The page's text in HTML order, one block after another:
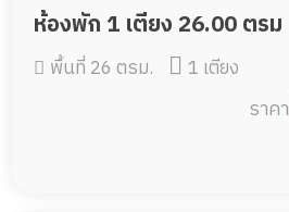
ห้องพัก 1 เตียง 26.00 ตรม
พื้นที่ 26 ตรม.
1 เตียง
ราคา